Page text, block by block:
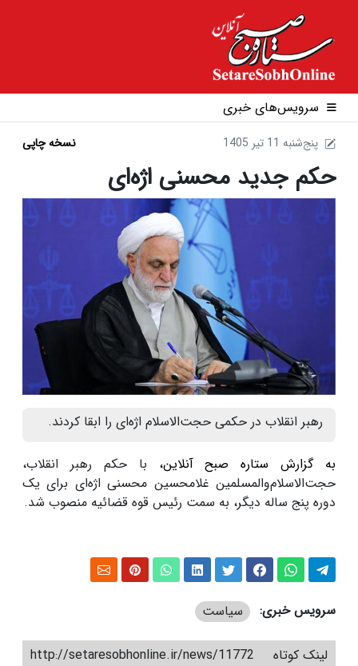
سرویس‌های خبری
1405 پنج‌شنبه 11 تير نسخه چاپی
حکم جدید محسنی اژه‌ای
رهبر انقلاب در حکمی حجت‌الاسلام اژه‌ای را ابقا کردند.
به گزارش ستاره صبح آنلاین، با حکم رهبر انقلاب،
حجت‌الاسلام‌والمسلمین غلامحسین محسنی اژه‌ای برای یک
دوره پنج ساله دیگر، به سمت رئیس قوه قضائیه منصوب شد.
سرویس خبری: سیاست
لینک کوتاه http://setaresobhonline.ir/news/11772